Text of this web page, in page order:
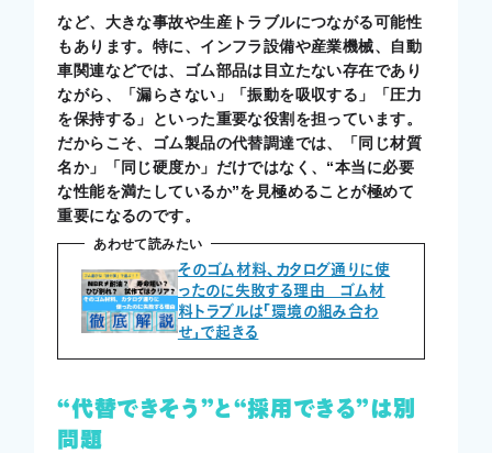
など、大きな事故や生産トラブルにつながる可能性
もあります。特に、インフラ設備や産業機械、自動
車関連などでは、ゴム部品は目立たない存在であり
ながら、「漏らさない」「振動を吸収する」「圧力
を保持する」といった重要な役割を担っています。
だからこそ、ゴム製品の代替調達では、「同じ材質
名か」「同じ硬度か」だけではなく、“本当に必要
な性能を満たしているか”を見極めることが極めて
重要になるのです。
あわせて読みたい
そのゴム材料、カタログ通りに使
ったのに失敗する理由 ゴム材
料トラブルは「環境の組み合わ
せ」で起きる
“代替できそう”と“採用できる”は別
問題